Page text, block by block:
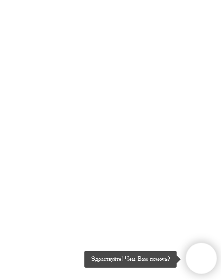
Здраствуйте! Чем Вам помочь?